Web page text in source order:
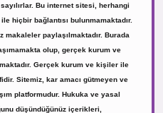
Bu internet sitesi, herhangi
hiçbir bağlantısı bulunmamaktadır.
makaleler paylaşılmaktadır. Burada
olup, gerçek kurum ve
Gerçek kurum ve kişiler ile
Sitemiz, kar amacı gütmeyen ve
platformudur. Hukuka ve yasal
düşündüğünüz içerikleri,